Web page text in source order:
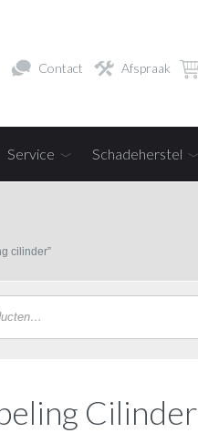
Contact Afspraak
Service Schadeherstel
cilinder”
Cilinder